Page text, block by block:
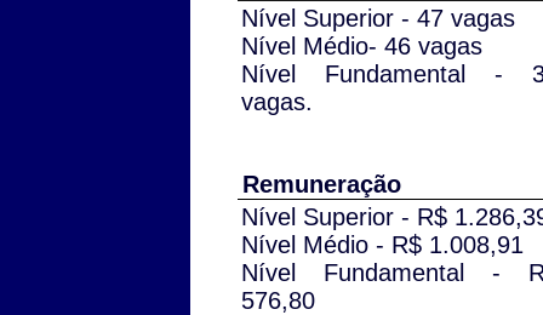
Nível Superior - 47 vagas
Nível Médio- 46 vagas
Nível Fundamental -
vagas.
Remuneração
Nível Superior - R$
Nível Médio - R$ 1.008,91
Nível Fundamental -
576,80